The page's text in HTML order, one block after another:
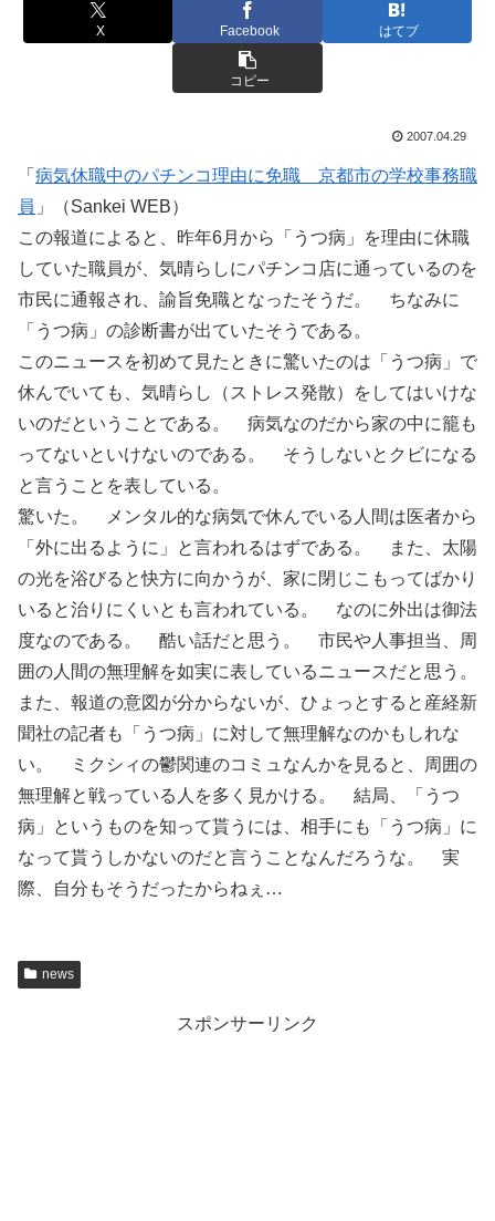
X Facebook はてブ
コピー
2007.04.29
「 病気休職中のパチンコ理由に免職 京都市の学校事務職
員 」（Sankei WEB）
この報道によると、昨年6月から「うつ病」を理由に休職
していた職員が、気晴らしにパチンコ店に通っているのを
市民に通報され、諭旨免職となったそうだ。 ちなみに
「うつ病」の診断書が出ていたそうである。
このニュースを初めて見たときに驚いたのは「うつ病」で
休んでいても、気晴らし（ストレス発散）をしてはいけな
いのだということである。 病気なのだから家の中に籠も
ってないといけないのである。 そうしないとクビになる
と言うことを表している。
驚いた。 メンタル的な病気で休んでいる人間は医者から
「外に出るように」と言われるはずである。 また、太陽
の光を浴びると快方に向かうが、家に閉じこもってばかり
いると治りにくいとも言われている。 なのに外出は御法
度なのである。 酷い話だと思う。 市民や人事担当、周
囲の人間の無理解を如実に表しているニュースだと思う。
また、報道の意図が分からないが、ひょっとすると産経新
聞社の記者も「うつ病」に対して無理解なのかもしれな
い。 ミクシィの鬱関連のコミュなんかを見ると、周囲の
無理解と戦っている人を多く見かける。 結局、「うつ
病」というものを知って貰うには、相手にも「うつ病」に
なって貰うしかないのだと言うことなんだろうな。 実
際、自分もそうだったからねぇ…
news
スポンサーリンク